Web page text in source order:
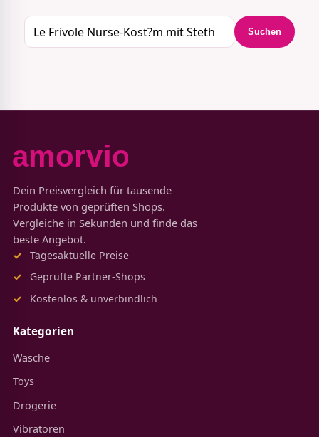
Suchen
Dein Preisvergleich für tausende
Produkte von geprüften Shops.
Vergleiche in Sekunden und finde das
beste Angebot.
Tagesaktuelle Preise
Geprüfte Partner-Shops
Kostenlos & unverbindlich
Kategorien
Wäsche
Toys
Drogerie
Vibratoren